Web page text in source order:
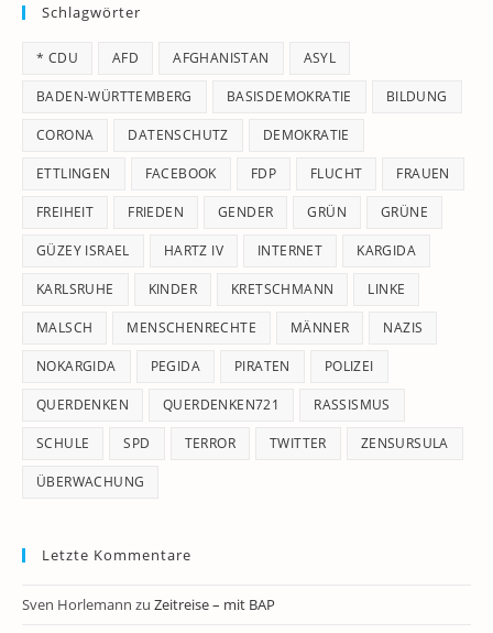
Schlagwörter
* CDU AFD AFGHANISTAN ASYL
BADEN-WÜRTTEMBERG BASISDEMOKRATIE BILDUNG
CORONA DATENSCHUTZ DEMOKRATIE
ETTLINGEN FACEBOOK FDP FLUCHT FRAUEN
FREIHEIT FRIEDEN GENDER GRÜN GRÜNE
GÜZEY ISRAEL HARTZ IV INTERNET KARGIDA
KARLSRUHE KINDER KRETSCHMANN LINKE
MALSCH MENSCHENRECHTE MÄNNER NAZIS
NOKARGIDA PEGIDA PIRATEN POLIZEI
QUERDENKEN QUERDENKEN721 RASSISMUS
SCHULE SPD TERROR TWITTER ZENSURSULA
ÜBERWACHUNG
Letzte Kommentare
Sven Horlemann zu Zeitreise – mit BAP